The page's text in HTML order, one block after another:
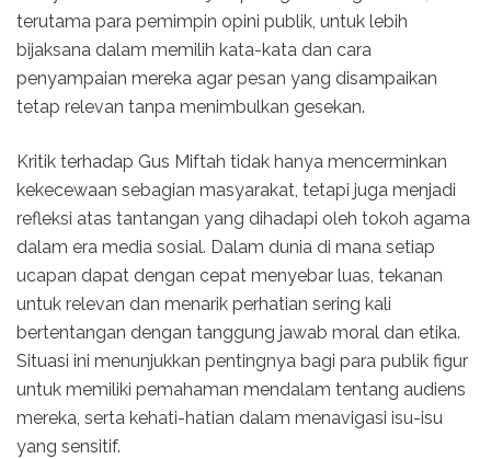
terutama para pemimpin opini publik, untuk lebih
bijaksana dalam memilih kata-kata dan cara
penyampaian mereka agar pesan yang disampaikan
tetap relevan tanpa menimbulkan gesekan.
Kritik terhadap Gus Miftah tidak hanya mencerminkan
kekecewaan sebagian masyarakat, tetapi juga menjadi
refleksi atas tantangan yang dihadapi oleh tokoh agama
dalam era media sosial. Dalam dunia di mana setiap
ucapan dapat dengan cepat menyebar luas, tekanan
untuk relevan dan menarik perhatian sering kali
bertentangan dengan tanggung jawab moral dan etika.
Situasi ini menunjukkan pentingnya bagi para publik figur
untuk memiliki pemahaman mendalam tentang audiens
mereka, serta kehati-hatian dalam menavigasi isu-isu
yang sensitif.